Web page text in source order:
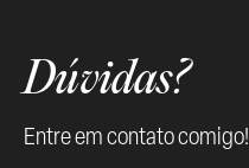
Dúvidas?
Entre em contato comigo!